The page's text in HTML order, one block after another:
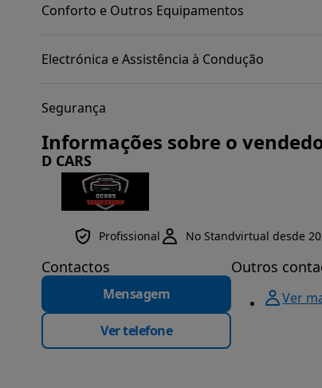
Conforto e Outros Equipamentos
Electrónica e Assistência à Condução
Segurança
Informações sobre o
D CARS
Profissional No Standvirtual desde
Contactos
Mensagem
Ver telefone
Outros
Ver